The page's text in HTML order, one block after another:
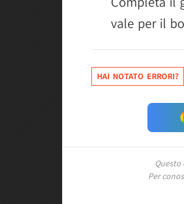
vale per il
HAI NOTATO ERRORI?
Per